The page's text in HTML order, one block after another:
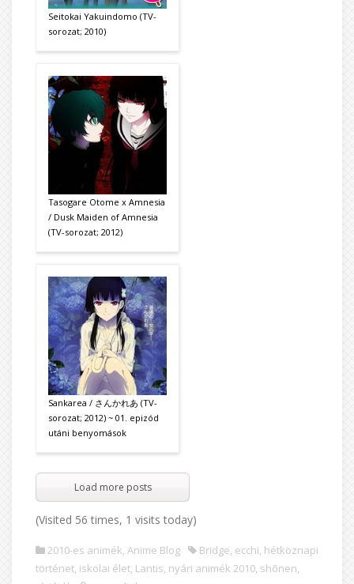
Seitokai Yakuindomo (TV-
sorozat; 2010)
Tasogare Otome x Amnesia
/ Dusk Maiden of Amnesia
(TV-sorozat; 2012)
Sankarea / さんかれあ (TV-
sorozat; 2012) ~ 01. epizód
utáni benyomások
Load more posts
(Visited 56 times, 1 visits today)
2010-es animék, Anime Blog Bridge, ecchi, hétköznapi
történet, iskolai élet, Lantis, nyári animék 2010, shōnen,